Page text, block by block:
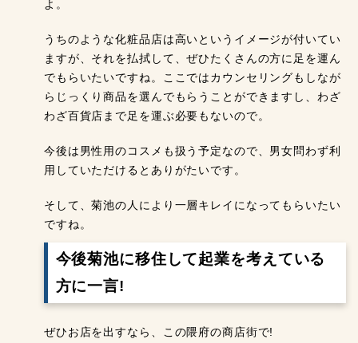
よ。
うちのような化粧品店は高いというイメージが付いてい
ますが、それを払拭して、ぜひたくさんの方に足を運ん
でもらいたいですね。ここではカウンセリングもしなが
らじっくり商品を選んでもらうことができますし、わざ
わざ百貨店まで足を運ぶ必要もないので。
今後は男性用のコスメも扱う予定なので、男女問わず利
用していただけるとありがたいです。
そして、菊池の人により一層キレイになってもらいたい
ですね。
今後菊池に移住して起業を考えている
方に一言!
ぜひお店を出すなら、この隈府の商店街で!